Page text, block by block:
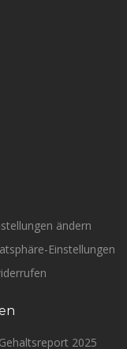
ändern
Einstellungen
2025